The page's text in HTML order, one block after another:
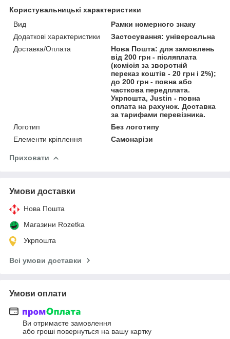
Користувальницькі характеристики
Вид
Рамки номерного знаку
Додаткові характеристики
Застосування: універсальна
Доставка/Оплата
Нова Пошта: для замовлень
від 200 грн - післяплата
(комісія за зворотній
переказ коштів - 20 грн і 2%);
до 200 грн - повна або
часткова передплата.
Укрпошта, Justin - повна
оплата на рахунок. Доставка
за тарифами перевізника.
Логотип
Без логотипу
Елементи кріплення
Самонарізи
Приховати
Умови доставки
Нова Пошта
Магазини Rozetka
Укрпошта
Всі умови доставки
Умови оплати
Ви отримаєте замовлення
або гроші повернуться на вашу картку